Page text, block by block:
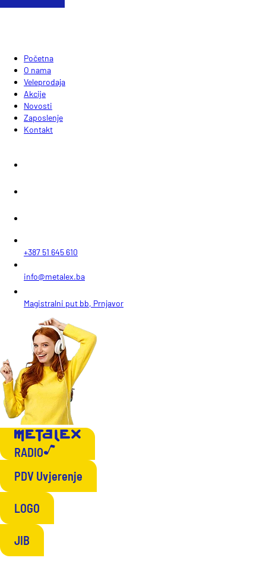
Početna
O nama
Veleprodaja
Akcije
Novosti
Zaposlenje
Kontakt
+387 51 645 610
info@metalex.ba
Magistralni put bb, Prnjavor
RADIO
PDV Uvjerenje
LOGO
JIB